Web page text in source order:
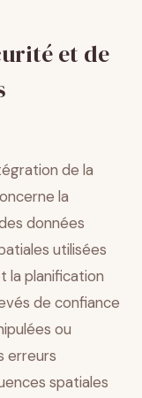
et de
de la
la
données
utilisées
la planification
de confiance
ou
erreurs
spatiales